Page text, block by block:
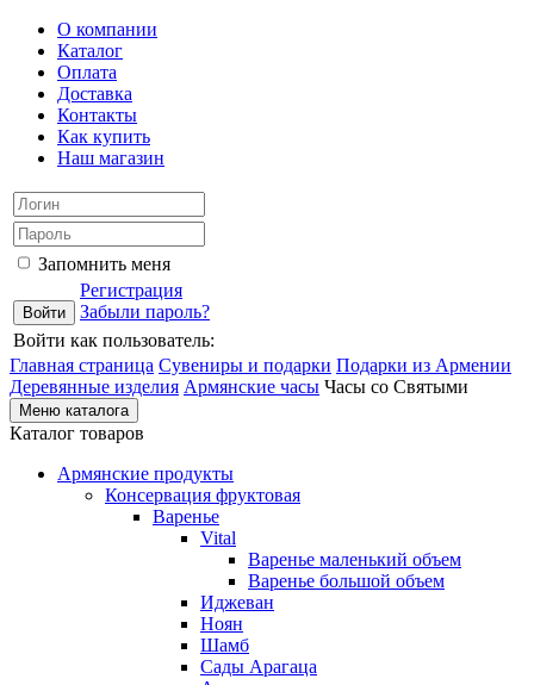
О компании
Каталог
Оплата
Доставка
Контакты
Как купить
Наш магазин
Запомнить меня
Регистрация
Забыли пароль?
Войти как пользователь:
Главная страница Сувениры и подарки Подарки из Армении
Деревянные изделия Армянские часы Часы со Святыми
Меню каталога
Каталог товаров
Армянские продукты
Консервация фруктовая
Варенье
Vital
Варенье маленький объем
Варенье большой объем
Иджеван
Ноян
Шамб
Сады Арагаца